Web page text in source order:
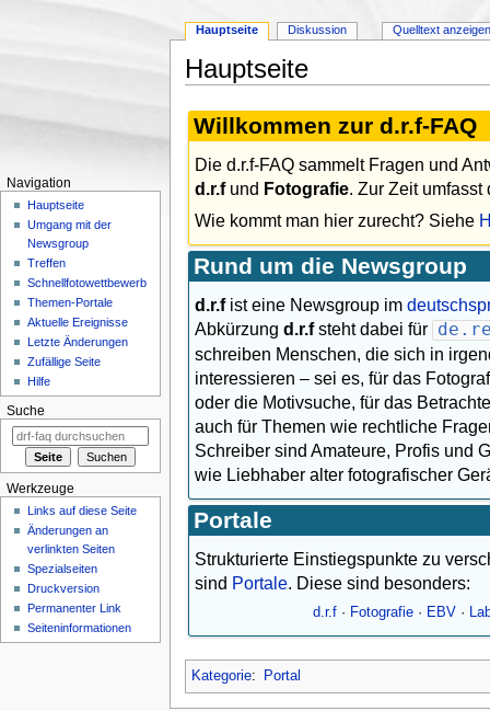
Hauptseite
Willkommen zur d.r.f-FAQ
Die d.r.f-FAQ sammelt Fragen und
d.r.fund Fotografie. Zur Zeit
Wie kommt man hier zurecht? Siehe
Rund um die Newsgroup
d.r.fist eine Newsgroup im
Abkürzung d.r.fsteht dabei für
schreiben Menschen, die sich in
interessieren – sei es, für das
oder die Motivsuche, für das
auch für Themen wie rechtliche
Schreiber sind Amateure, Profis und
wie Liebhaber alter fotografischer
Portale
Strukturierte Einstiegspunkte zu
sind Portale. Diese sind besonders:
d.r.f · Fotografie · EBV ·
Kategorie: Portal
Hauptseite Diskussion Quelltext anzeigen
Navigation
Hauptseite
Umgang mit der
Newsgroup
Treffen
Schnellfotowettbewerb
Themen-Portale
Aktuelle Ereignisse
Letzte Änderungen
Zufällige Seite
Hilfe
Suche
Werkzeuge
Links auf diese Seite
Änderungen an
verlinkten Seiten
Spezialseiten
Druckversion
Permanenter Link
Seiten­informationen